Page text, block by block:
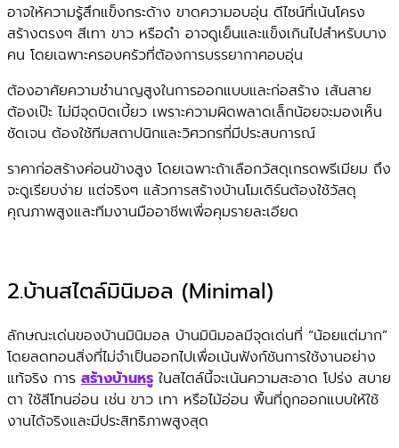
อาจให้ความรู้สึกแข็งกระด้าง ขาดความอบอุ่น ดีไซน์ที่เน้นโครง
สร้างตรงๆ สีเทา ขาว หรือดำ อาจดูเย็นและแข็งเกินไปสำหรับบาง
คน โดยเฉพาะครอบครัวที่ต้องการบรรยากาศอบอุ่น
ต้องอาศัยความชำนาญสูงในการออกแบบและก่อสร้าง เส้นสาย
ต้องเป๊ะ ไม่มีจุดบิดเบี้ยว เพราะความผิดพลาดเล็กน้อยจะมองเห็น
ชัดเจน ต้องใช้ทีมสถาปนิกและวิศวกรที่มีประสบการณ์
ราคาก่อสร้างค่อนข้างสูง โดยเฉพาะถ้าเลือกวัสดุเกรดพรีเมียม ถึง
จะดูเรียบง่าย แต่จริงๆ แล้วการสร้างบ้านโมเดิร์นต้องใช้วัสดุ
คุณภาพสูงและทีมงานมืออาชีพเพื่อคุมรายละเอียด
2.บ้านสไตล์มินิมอล (Minimal)
ลักษณะเด่นของบ้านมินิมอล บ้านมินิมอลมีจุดเด่นที่ “น้อยแต่มาก”
โดยลดทอนสิ่งที่ไม่จำเป็นออกไปเพื่อเน้นฟังก์ชันการใช้งานอย่าง
แท้จริง การ สร้างบ้านหรู ในสไตล์นี้จะเน้นความสะอาด โปร่ง สบาย
ตา ใช้สีโทนอ่อน เช่น ขาว เทา หรือไม้อ่อน พื้นที่ถูกออกแบบให้ใช้
งานได้จริงและมีประสิทธิภาพสูงสุด